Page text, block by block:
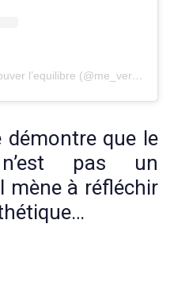
l’equilibre (@me_versus_me_)
démontre que le
pas un
mène à réfléchir